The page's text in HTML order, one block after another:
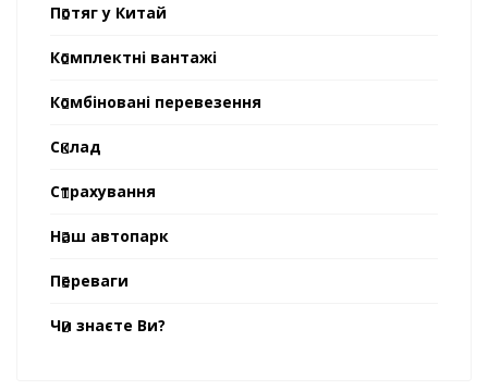
Потяг у Китай
Комплектні вантажі
Комбіновані перевезення
Склад
Страхування
Наш автопарк
Переваги
Чи знаєте Ви?